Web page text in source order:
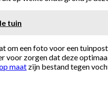
tuin
om een foto voor een
voor zorgen dat deze
maat zijn bestand tegen